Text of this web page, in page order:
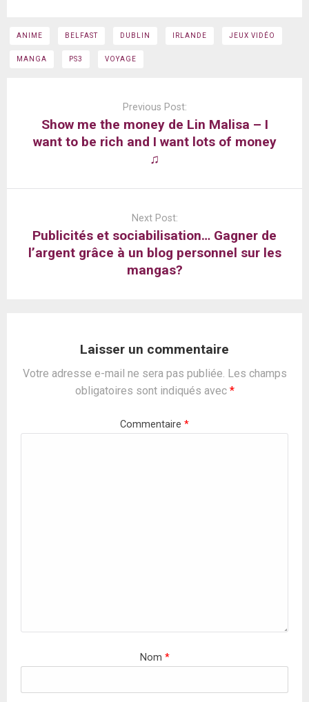
ANIME BELFAST DUBLIN IRLANDE JEUX VIDÉO
MANGA PS3 VOYAGE
Previous Post:
Show me the money de Lin Malisa – I
want to be rich and I want lots of money
♫
Next Post:
Publicités et sociabilisation… Gagner de
l’argent grâce à un blog personnel sur les
mangas?
Laisser un commentaire
Votre adresse e-mail ne sera pas publiée. Les champs
obligatoires sont indiqués avec *
Commentaire *
Nom *